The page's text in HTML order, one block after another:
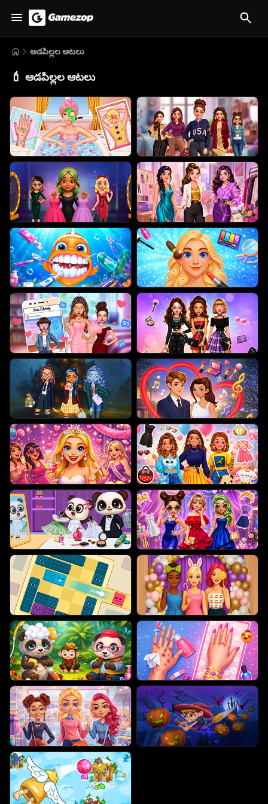
ఆడపిల్లల ఆటలు
💄 ఆడపిల్లల ఆటలు